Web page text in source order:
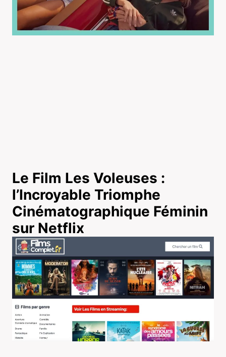
Le Film Les Voleuses :
l’Incroyable Triomphe
Cinématographique Féminin
sur Netflix